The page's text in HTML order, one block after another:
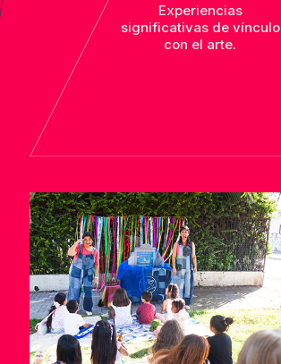
Experiencias
significativas de vínculo
con el arte.